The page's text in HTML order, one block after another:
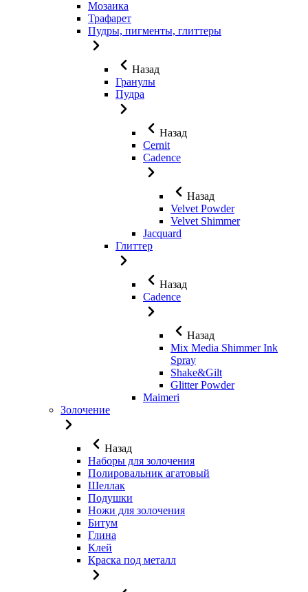
Мозаика
Трафарет
Пудры, пигменты, глиттеры
Назад
Гранулы
Пудра
Назад
Cernit
Cadence
Назад
Velvet Powder
Velvet Shimmer
Jaсquard
Глиттер
Назад
Cadence
Назад
Mix Media Shimmer Ink
Spray
Shake&Gilt
Glitter Powder
Maimeri
Золочение
Назад
Наборы для золочения
Полировальник агатовый
Шеллак
Подушки
Ножи для золочения
Битум
Глина
Клей
Краска под металл